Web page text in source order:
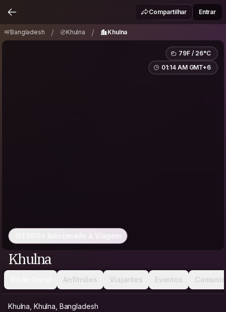
KhulnaCompartilhar Entrar
Bangladesh / Khulna / Khulna
79F / 26°C
01:14 AM GMT+6
1.500+ Adicionado à Viagem
Khulna
Anfitriões Viajantes Eventos
Khulna, Khulna, Bangladesh